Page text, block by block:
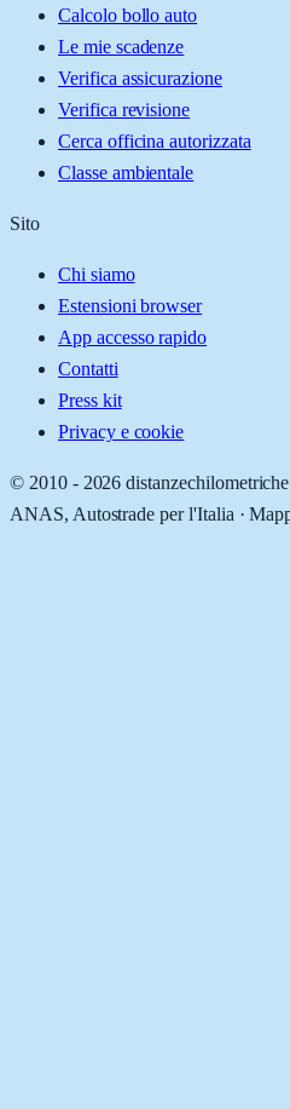
Calcolo bollo auto
Le mie scadenze
Verifica assicurazione
Verifica revisione
Cerca officina autorizzata
Classe ambientale
Sito
Chi siamo
Estensioni browser
App accesso rapido
Contatti
Press kit
Privacy e cookie
© 2010 - 2026
ANAS, Autostrade per l'Italia ·